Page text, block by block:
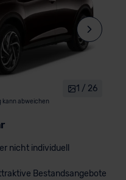
kann abweichen
1 / 26
nicht individuell
Bestandsangebote